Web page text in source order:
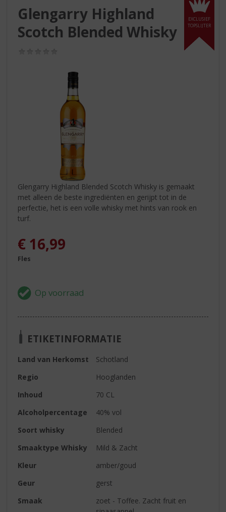
EXCLUSIEF
TOPSLIJTER
Glengarry Highland
Scotch Blended Whisky
Glengarry Highland Blended Scotch Whisky is gemaakt
met alleen de beste ingrediënten en gerijpt tot in de
perfectie, het is een volle whisky met hints van rook en
turf.
€ 16,99
Fles
ETIKETINFORMATIE
Land van Herkomst
Schotland
Regio
Hooglanden
Inhoud
70 CL
Alcoholpercentage
40% vol
Soort whisky
Blended
Smaaktype Whisky
Mild & Zacht
Kleur
amber/goud
Geur
gerst
Smaak
zoet - Toffee. Zacht fruit en